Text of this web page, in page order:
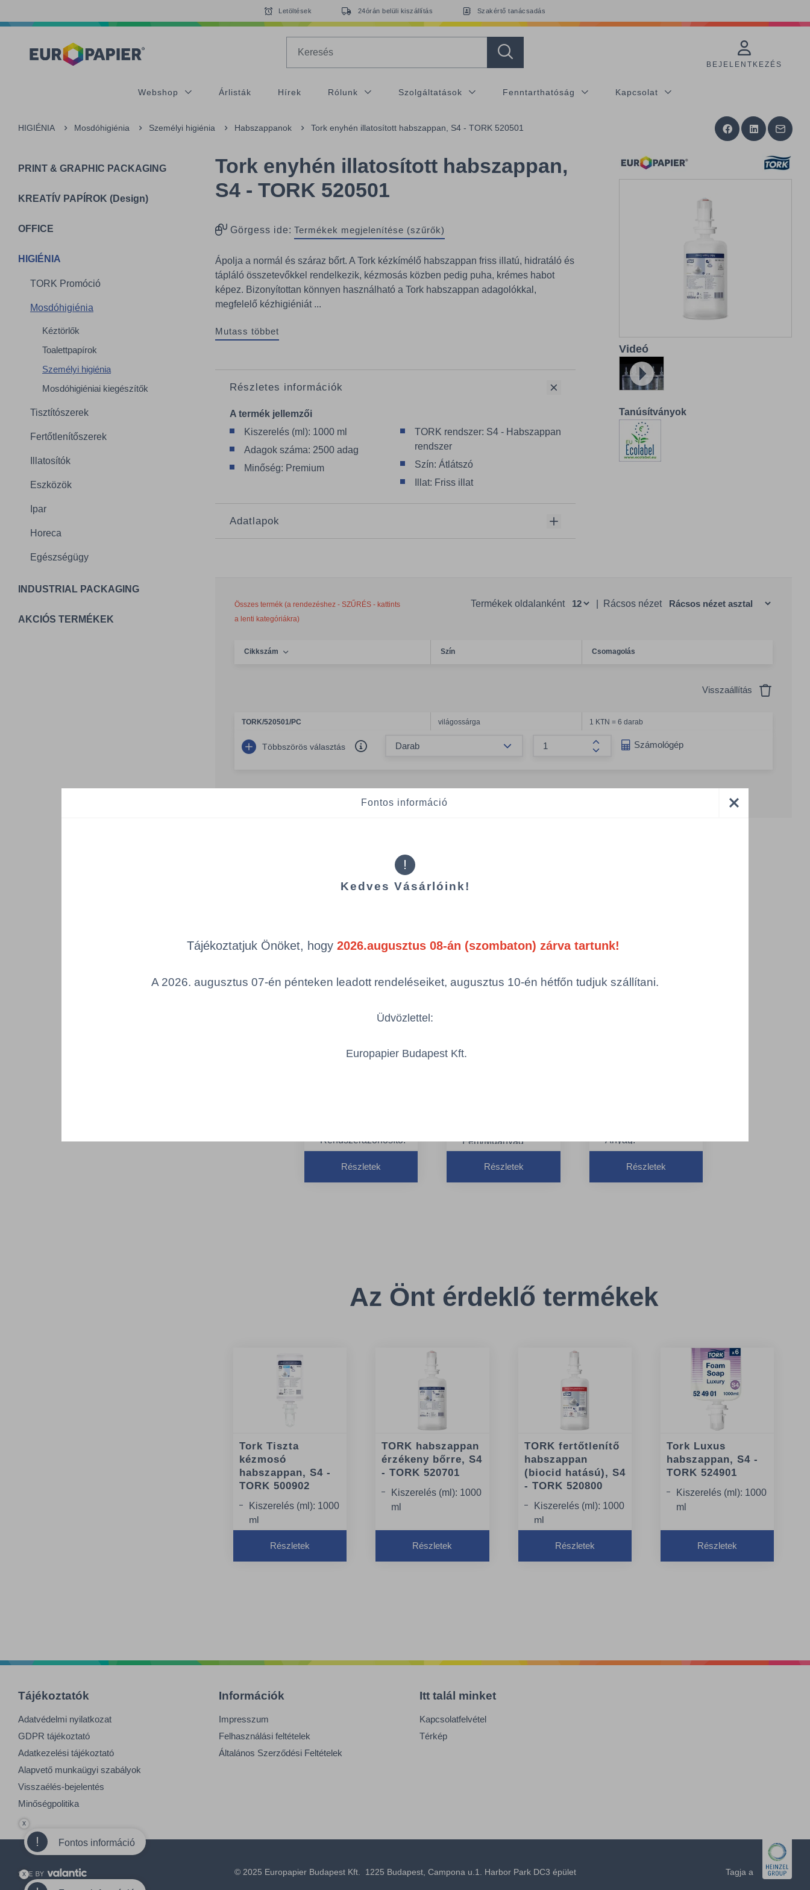
Letöltések 24órán belüli kiszállítás Szakértő tanácsadás
BEJELENTKEZÉS
Webshop Árlisták Hírek Rólunk Szolgáltatások Fenntarthatóság Kapcsolat
HIGIÉNIA Mosdóhigiénia Személyi higiénia Habszappanok Tork enyhén illatosított habszappan, S4 - TORK 520501
PRINT & GRAPHIC PACKAGING
KREATÍV PAPÍROK (Design)
OFFICE
HIGIÉNIA
TORK Promóció
Mosdóhigiénia
Kéztörlők
Toalettpapírok
Személyi higiénia
Mosdóhigiéniai kiegészítők
Tisztítószerek
Fertőtlenítőszerek
Illatosítók
Eszközök
Ipar
Horeca
Egészségügy
INDUSTRIAL PACKAGING
AKCIÓS TERMÉKEK
Tork enyhén illatosított habszappan,
S4 - TORK 520501
Görgess ide: Termékek megjelenítése (szűrők)
Ápolja a normál és száraz bőrt. A Tork kézkímélő habszappan friss illatú, hidratáló és
tápláló összetevőkkel rendelkezik, kézmosás közben pedig puha, krémes habot
képez. Bizonyítottan könnyen használható a Tork habszappan adagolókkal,
megfelelő kézhigiéniát ...
Mutass többet
Részletes információk
A termék jellemzői
Kiszerelés (ml): 1000 ml
Adagok száma: 2500 adag
Minőség: Premium
TORK rendszer: S4 - Habszappan
rendszer
Szín: Átlátszó
Illat: Friss illat
Adatlapok
Videó
app.play
Tanúsítványok
Összes termék (a rendezéshez - SZŰRÉS - kattints
a lenti kategóriákra)
Termékek oldalanként Rácsos nézet
Cikkszám Szín Csomagolás
Visszaállítás
TORK/520501/PC világossárga 1 KTN = 6 darab
Többszörös választás
Összeg növelése
Számológép
Rendszerazonosító:
S4 – Szappan- és
kézfertőtlenítő
rendszer
Részletek
Fém/Műanyag
Részletek
Anyag:
Fém/Műanyag
Szín: Rozsdamentes
Részletek
Az Önt érdeklő termékek
Tork Tiszta
kézmosó
habszappan, S4 -
TORK 500902
Kiszerelés (ml): 1000
ml
Részletek
TORK habszappan
érzékeny bőrre, S4
- TORK 520701
Kiszerelés (ml): 1000
ml
Részletek
TORK fertőtlenítő
habszappan
(biocid hatású), S4
- TORK 520800
Kiszerelés (ml): 1000
ml
Részletek
Tork Luxus
habszappan, S4 -
TORK 524901
Kiszerelés (ml): 1000
ml
Részletek
Tájékoztatók
Adatvédelmi nyilatkozat
GDPR tájékoztató
Adatkezelési tájékoztató
Alapvető munkaügyi szabályok
Visszaélés-bejelentés
Minőségpolitika
Információk
Impresszum
Felhasználási feltételek
Általános Szerződési Feltételek
Itt talál minket
Kapcsolatfelvétel
Térkép
© 2025 Europapier Budapest Kft. 1225 Budapest, Campona u.1. Harbor Park DC3 épület Tagja a
! Fontos információ
x
x
Fontos információ
!
Kedves Vásárlóink!
Tájékoztatjuk Önöket, hogy 2026.augusztus 08-án (szombaton) zárva tartunk!
A 2026. augusztus 07-én pénteken leadott rendeléseiket, augusztus 10-én hétfőn tudjuk szállítani.
Üdvözlettel:
Europapier Budapest Kft.